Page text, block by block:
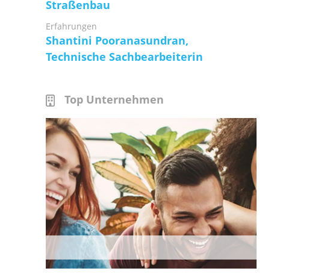
Straßenbau
Erfahrungen
Shantini Pooranasundran,
Technische Sachbearbeiterin
Top Unternehmen